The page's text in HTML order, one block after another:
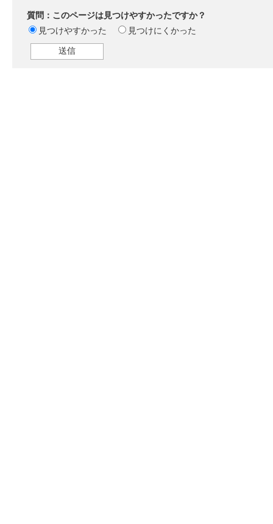
質問：このページは見つけやすかったですか？
見つけやすかった
見つけにくかった